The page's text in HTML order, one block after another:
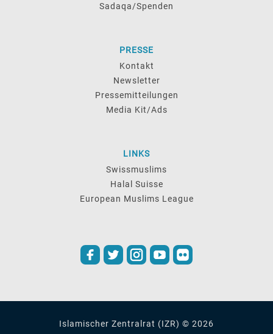
Sadaqa/Spenden
PRESSE
Kontakt
Newsletter
Pressemitteilungen
Media Kit/Ads
LINKS
Swissmuslims
Halal Suisse
European Muslims League
Islamischer Zentralrat (IZR) © 2026